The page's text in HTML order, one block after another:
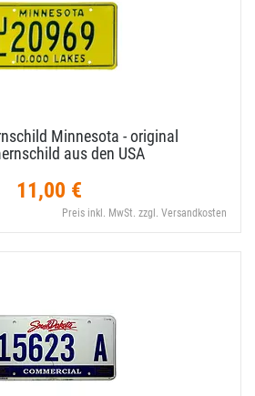
Minnesota - original
aus den USA
11,00 €
Preis inkl. MwSt. zzgl. Versandkosten